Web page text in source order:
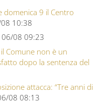
domenica 9 il Centro
10:38
06/08 09:23
Comune non è un
dopo la sentenza del
attacca: “Tre anni di
08 08:13